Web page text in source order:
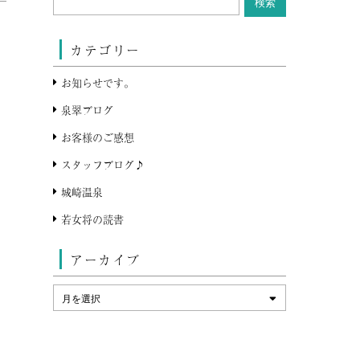
カテゴリー
お知らせです。
泉翠ブログ
お客様のご感想
スタッフブログ♪
城崎温泉
若女将の読書
アーカイブ